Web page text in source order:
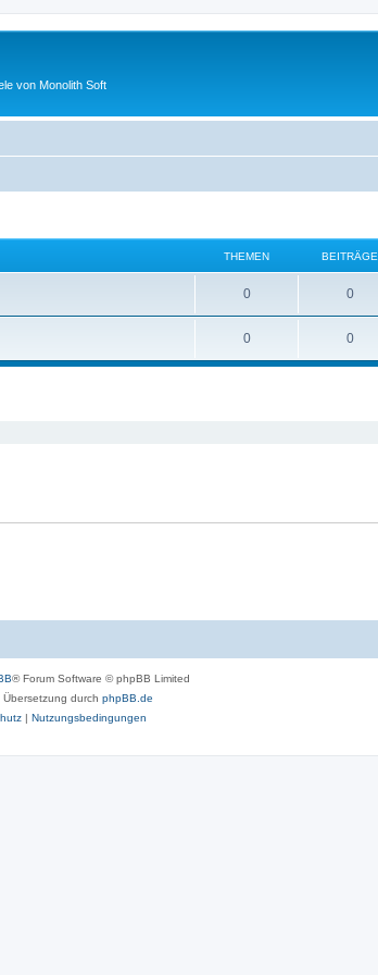
von Monolith Soft
THEMEN BEITRÄGE
0 0
0 0
® Forum Software © phpBB Limited
Übersetzung durch phpBB.de
| Nutzungsbedingungen